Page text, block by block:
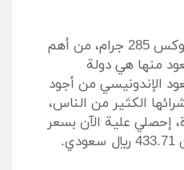
عود إندونيسي الوزن مع البوكس 285 جرام، من أهم
منها هي دولة
الإندونيسي من أجود
الكثير من الناس،
إحصلي علية الآن بسعر